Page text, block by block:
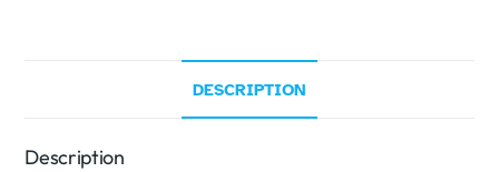
DESCRIPTION
Description